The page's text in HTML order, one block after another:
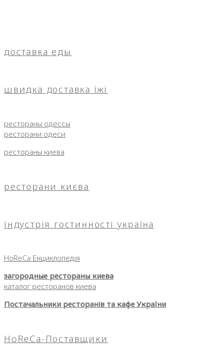
доставка еды
швидка доставка їжі
рестораны одессы
ресторани одеси
рестораны киева
ресторани києва
індустрія гостинності україна
HoReCa Енциклопедія
загородные рестораны киева
каталог ресторанов киева
Постачальники ресторанів та кафе України
HoReCa-Поставщики